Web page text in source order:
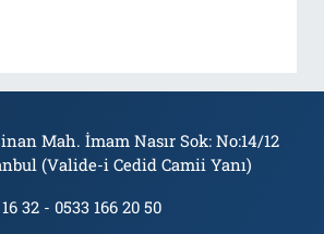
Mah. İmam Nasır Sok: No:14/12
(Valide-i Cedid Camii Yanı)
32 - 0533 166 20 50